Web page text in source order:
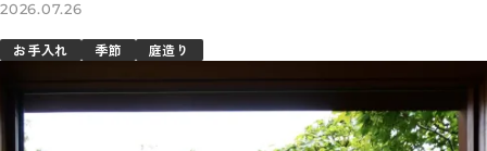
2026.07.26
お手入れ 季節 庭造り